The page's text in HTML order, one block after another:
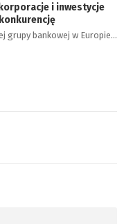
i inwestycje
grupy bankowej w Europie…